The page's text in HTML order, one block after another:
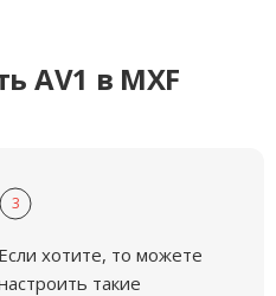
AV1 в MXF
3
Если хотите, то можете
такие